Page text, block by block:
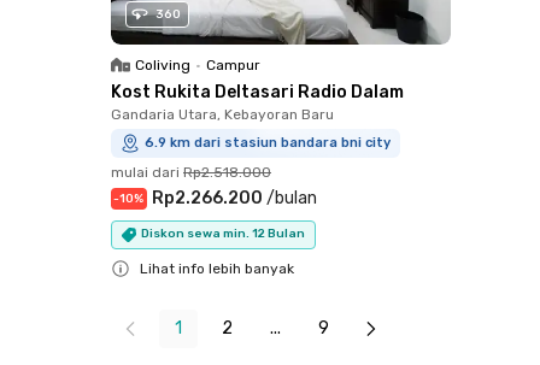
360
Coliving • Campur
Kost Rukita Deltasari Radio Dalam
Gandaria Utara, Kebayoran Baru
6.9 km dari stasiun bandara bni city
mulai dari Rp2.518.000
-10% Rp2.266.200 /bulan
Diskon sewa min. 12 Bulan
Lihat info lebih banyak
1 2 ... 9